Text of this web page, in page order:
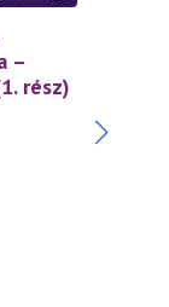
–
rész)